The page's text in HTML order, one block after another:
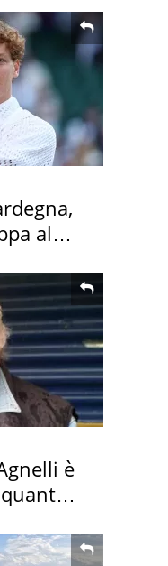
al
è